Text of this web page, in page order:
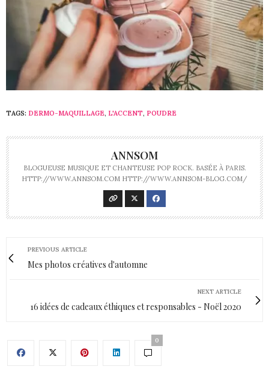
TAGS: DERMO-MAQUILLAGE, L'ACCENT, POUDRE
ANNSOM
BLOGUEUSE MUSIQUE ET CHANTEUSE POP ROCK. BASÉE À PARIS.
HTTP://WWW.ANNSOM.COM HTTP://WWW.ANNSOM-BLOG.COM/
PREVIOUS ARTICLE
Mes photos créatives d'automne
NEXT ARTICLE
16 idées de cadeaux éthiques et responsables - Noël 2020
0